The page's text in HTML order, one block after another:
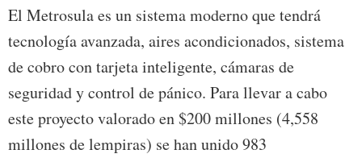
El Metrosula es un sistema moderno que tendrá
tecnología avanzada, aires acondicionados, sistema
de cobro con tarjeta inteligente, cámaras de
seguridad y control de pánico. Para llevar a cabo
este proyecto valorado en $200 millones (4,558
millones de lempiras) se han unido 983